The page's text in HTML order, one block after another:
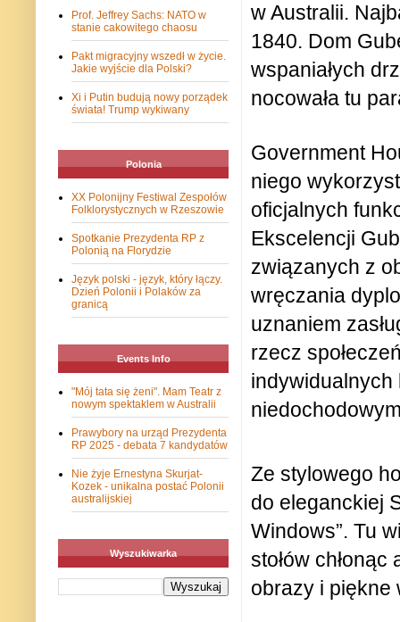
w Australii.
1840. Dom
wspaniałych
nocowała tu
Government
niego
oficjalnych
Ekscelencji
związanych z
wręczania
uznaniem
rzecz
indywidualnych
Ze stylowego
do eleganckiej
Windows”. Tu
stołów
obrazy i piękne
Prof. Jeffrey Sachs: NATO w
stanie cakowitego chaosu
Pakt migracyjny wszedł w życie.
Jakie wyjście dla Polski?
Xi i Putin budują nowy porządek
świata! Trump wykiwany
Polonia
XX Polonijny Festiwal Zespołów
Folklorystycznych w Rzeszowie
Spotkanie Prezydenta RP z
Polonią na Florydzie
Język polski - język, który łączy.
Dzień Polonii i Polaków za
granicą
Events Info
"Mój tata się żeni". Mam Teatr z
nowym spektaklem w Australii
Prawybory na urząd Prezydenta
RP 2025 - debata 7 kandydatów
Nie żyje Ernestyna Skurjat-
Kozek - unikalna postać Polonii
australijskiej
Wyszukiwarka